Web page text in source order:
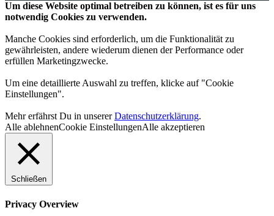
Um diese Website optimal betreiben zu können, ist es für uns
notwendig Cookies zu verwenden.
Manche Cookies sind erforderlich, um die Funktionalität zu
gewährleisten, andere wiederum dienen der Performance oder
erfüllen Marketingzwecke.
Um eine detaillierte Auswahl zu treffen, klicke auf "Cookie
Einstellungen".
Mehr erfährst Du in unsererDatenschutzerklärung.
Alle ablehnenCookie EinstellungenAlle akzeptieren
Schließen
Privacy Overview